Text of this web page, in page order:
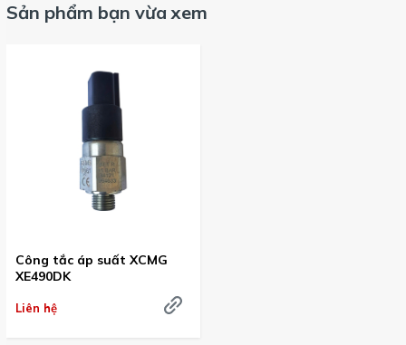
Sản phẩm bạn vừa xem
Công tắc áp suất XCMG
XE490DK
Liên hệ